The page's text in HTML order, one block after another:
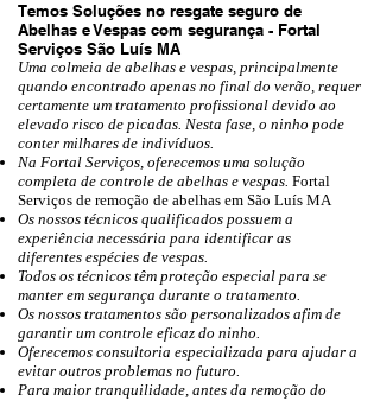
Temos Soluções no resgate seguro de
Abelhas e Vespas com segurança - Fortal
Serviços São Luís MA
Uma colmeia de abelhas e vespas, principalmente
quando encontrado apenas no final do verão, requer
certamente um tratamento profissional devido ao
elevado risco de picadas. Nesta fase, o ninho pode
conter milhares de indivíduos.
Na Fortal Serviços, oferecemos uma solução
completa de controle de abelhas e vespas. Fortal
Serviços de remoção de abelhas em São Luís MA
Os nossos técnicos qualificados possuem a
experiência necessária para identificar as
diferentes espécies de vespas.
Todos os técnicos têm proteção especial para se
manter em segurança durante o tratamento.
Os nossos tratamentos são personalizados afim de
garantir um controle eficaz do ninho.
Oferecemos consultoria especializada para ajudar a
evitar outros problemas no futuro.
Para maior tranquilidade, antes da remoção do